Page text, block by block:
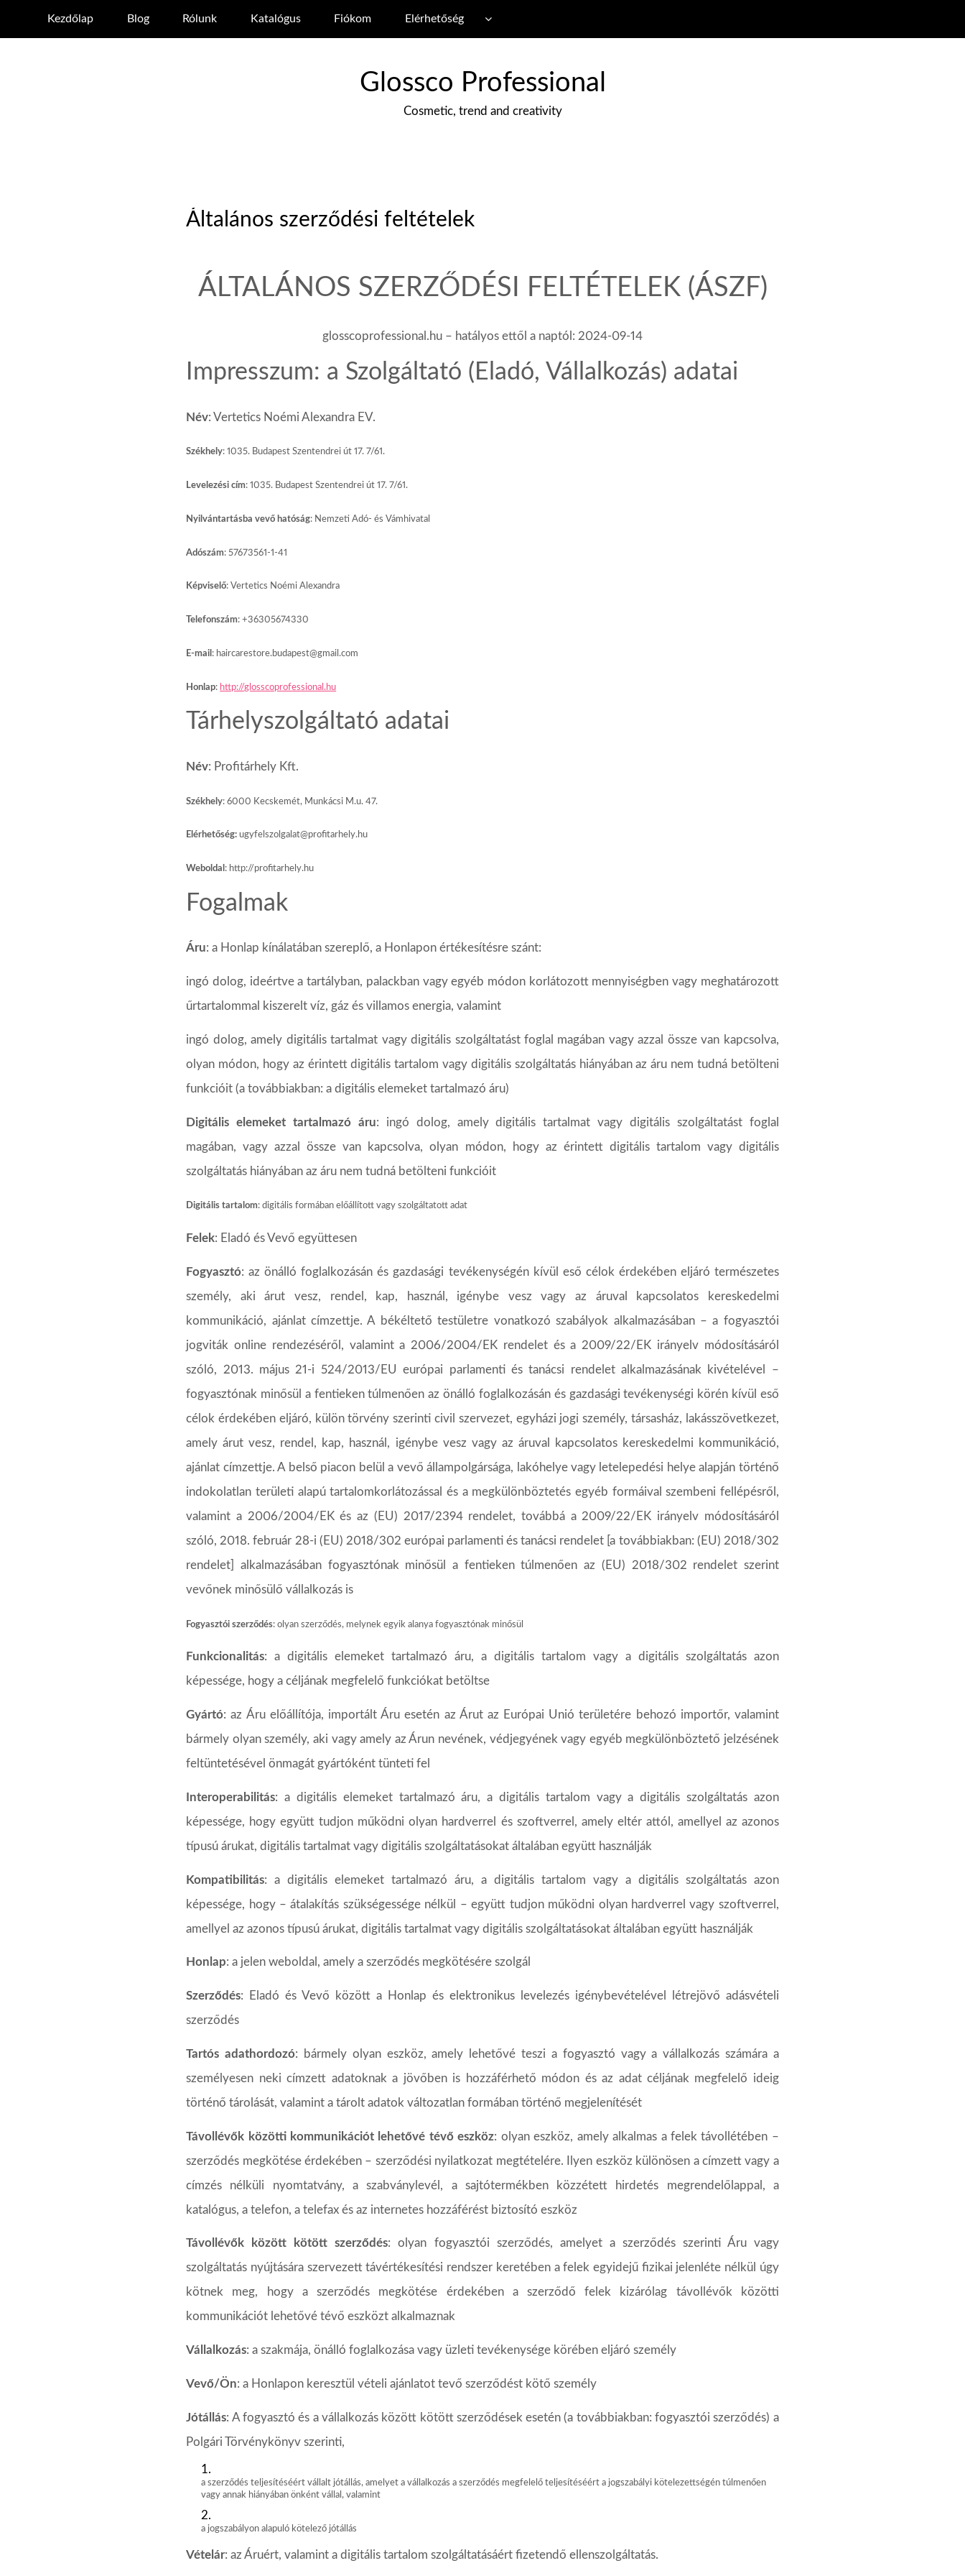
Kezdőlap Blog Rólunk Katalógus Fiókom Elérhetőség
Glossco Professional
Cosmetic, trend and creativity
Általános szerződési feltételek
ÁLTALÁNOS SZERZŐDÉSI FELTÉTELEK (ÁSZF)
glosscoprofessional.hu – hatályos ettől a naptól: 2024-09-14
Impresszum: a Szolgáltató (Eladó, Vállalkozás) adatai
Név: Vertetics Noémi Alexandra EV.
Székhely: 1035. Budapest Szentendrei út 17. 7/61.
Levelezési cím: 1035. Budapest Szentendrei út 17. 7/61.
Nyilvántartásba vevő hatóság: Nemzeti Adó- és Vámhivatal
Adószám: 57673561-1-41
Képviselő: Vertetics Noémi Alexandra
Telefonszám: +36305674330
E-mail : haircarestore.budapest@gmail.com
Honlap: http://glosscoprofessional.hu
Tárhelyszolgáltató adatai
Név: Profitárhely Kft.
Székhely: 6000 Kecskemét, Munkácsi M.u. 47.
Elérhetőség:ugyfelszolgalat@profitarhely.hu
Weboldal : http://profitarhely.hu
Fogalmak
Áru: a Honlap kínálatában szereplő, a Honlapon értékesítésre szánt:
ingó dolog, ideértve a tartályban, palackban vagy egyéb módon korlátozott mennyiségben vagy meghatározott
űrtartalommal kiszerelt víz, gáz és villamos energia, valamint
ingó dolog, amely digitális tartalmat vagy digitális szolgáltatást foglal magában vagy azzal össze van kapcsolva,
olyan módon, hogy az érintett digitális tartalom vagy digitális szolgáltatás hiányában az áru nem tudná betölteni
funkcióit (a továbbiakban: a digitális elemeket tartalmazó áru)
Digitális elemeket tartalmazó áru: ingó dolog, amely digitális tartalmat vagy digitális szolgáltatást foglal
magában,
vagy azzal össze van kapcsolva, olyan módon, hogy az érintett digitális tartalom vagy digitális
szolgáltatás hiányában az áru nem tudná betölteni funkcióit
Digitális tartalom: digitális formában előállított vagy szolgáltatott adat
Felek: Eladó ésVevő együttesen
Fogyasztó: az önálló foglalkozásán és gazdasági tevékenységén kívül eső célok érdekében eljáró természetes
személy, aki árut vesz, rendel, kap, használ, igénybe vesz vagy az áruval kapcsolatos kereskedelmi
kommunikáció, ajánlat címzettje. A békéltető testületre vonatkozó szabályok alkalmazásában – a fogyasztói
jogviták online rendezéséről, valamint a 2006/2004/EK rendelet és a 2009/22/EK irányelv módosításáról
szóló, 2013. május 21-i
524/2013/EU európai parlamenti és tanácsi rendelet alkalmazásának kivételével
–
fogyasztónak minősül a fentieken túlmenően az önálló foglalkozásán és gazdasági tevékenységi körén kívül eső
célok érdekében eljáró, külön törvény szerinti civil szervezet, egyházi jogi személy, társasház, lakásszövetkezet,
amely árut vesz, rendel, kap, használ, igénybe vesz vagy az áruval kapcsolatos kereskedelmi kommunikáció,
ajánlat címzettje. A belső piacon belül a vevő állampolgársága, lakóhelye vagy letelepedési helye alapján történő
indokolatlan területi alapú tartalomkorlátozással és a megkülönböztetés egyéb formáival szembeni fellépésről,
valamint a 2006/2004/EK és az (EU) 2017/2394 rendelet, továbbá a 2009/22/EK irányelv módosításáról
szóló, 2018. február 28-i (EU) 2018/302 európai parlamenti és tanácsi rendelet [a továbbiakban: (EU) 2018/302
rendelet] alkalmazásában fogyasztónak minősül a fentieken túlmenően az (EU) 2018/302 rendelet szerint
vevőnek minősülő vállalkozás is
Fogyasztói szerződés: olyan szerződés, melynek egyik alanya fogyasztónak minősül
Funkcionalitás: a digitális elemeket tartalmazó áru, a digitális tartalom vagy a digitális szolgáltatás azon
képessége, hogy a céljának megfelelő funkciókat betöltse
Gyártó: az Áru előállítója, importált Áru esetén az Árut az Európai Unió területére behozó importőr, valamint
bármely olyan személy, aki vagy amely az Árun nevének, védjegyének vagy egyéb megkülönböztető jelzésének
feltüntetésével önmagát gyártóként tünteti fel
Interoperabilitás: a digitális elemeket tartalmazó áru, a digitális tartalom vagy a digitális szolgáltatás azon
képessége, hogy együtt tudjon működni olyan hardverrel és szoftverrel, amely eltér attól, amellyel az azonos
típusú árukat, digitális tartalmat vagy digitális szolgáltatásokat általában együtt használják
Kompatibilitás: a digitális elemeket tartalmazó áru, a digitális tartalom vagy a digitális szolgáltatás azon
képessége, hogy – átalakítás szükségessége nélkül – együtt tudjon működni olyan hardverrel vagy szoftverrel,
amellyel az azonos típusú árukat, digitális tartalmat vagy digitális szolgáltatásokat általában együtt használják
Honlap: a jelen weboldal, amely a szerződés megkötésére szolgál
Szerződés: Eladó és Vevő között a Honlap és elektronikus levelezés igénybevételével létrejövő adásvételi
szerződés
Tartós adathordozó: bármely olyan eszköz, amely lehetővé teszi a fogyasztó vagy a vállalkozás számára a
személyesen neki címzett adatoknak a jövőben is hozzáférhető módon és az adat céljának megfelelő ideig
történő tárolását, valamint a tárolt adatok változatlan formában történő megjelenítését
Távollévők közötti kommunikációt lehetővé tévő eszköz: olyan eszköz, amely alkalmas a felek távollétében –
szerződés megkötése érdekében – szerződési nyilatkozat megtételére. Ilyen eszköz különösen a címzett vagy a
címzés
nélküli nyomtatvány, a szabványlevél, a sajtótermékben közzétett hirdetés megrendelőlappal,
a
katalógus, a telefon, a telefax és az internetes hozzáférést biztosító eszköz
Távollévők között kötött szerződés: olyan fogyasztói szerződés, amelyet a szerződés szerinti Áru vagy
szolgáltatás nyújtására szervezett távértékesítési rendszer keretében a felek egyidejű fizikai jelenléte nélkül úgy
kötnek meg,
hogy a szerződés megkötése érdekében a szerződő felek kizárólag távollévők
közötti
kommunikációt lehetővé tévő eszközt alkalmaznak
Vállalkozás: a szakmája, önálló foglalkozása vagy üzleti tevékenysége körében eljáró személy
Vevő/Ön: a Honlapon keresztül vételi ajánlatot tevő szerződést kötő személy
Jótállás: A fogyasztó és a vállalkozás között kötött szerződések esetén (a továbbiakban: fogyasztói szerződés) a
Polgári Törvénykönyv szerinti,
a szerződés teljesítéséért vállalt jótállás, amelyet a vállalkozás a szerződés megfelelő teljesítéséért a jogszabályi kötelezettségén túlmenően
vagy annak hiányában önként vállal, valamint
a jogszabályon alapuló kötelező jótállás
Vételár: az Áruért, valamint a digitális tartalom szolgáltatásáért fizetendő ellenszolgáltatás.